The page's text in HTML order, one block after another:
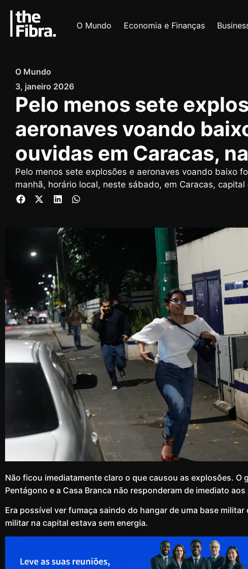
O Mundo Economia e Finanças
O Mundo
3, janeiro 2026
Pelo menos sete
aeronaves voando
ouvidas em Caracas,
Pelo menos sete explosões e aeronaves voando baixo
manhã, horário local, neste sábado, em Caracas, capital
Não ficou imediatamente claro o que causou as explosões. O
Pentágono e a Casa Branca não responderam de imediato
Era possível ver fumaça saindo do hangar de uma base
militar na capital estava sem energia.